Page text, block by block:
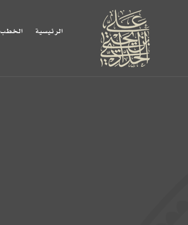
الرئيسية الخطب